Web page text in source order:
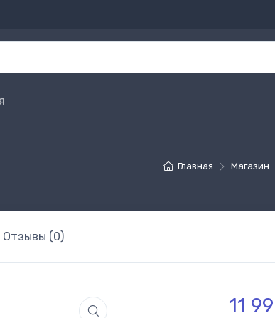
Главная Магазин
Отзывы (0)
11